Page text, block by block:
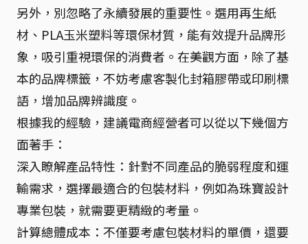
另外，別忽略了永續發展的重要性。選用再生紙
材、PLA玉米塑料等環保材質，能有效提升品牌形
象，吸引重視環保的消費者。在美觀方面，除了基
本的品牌標籤，不妨考慮客製化封箱膠帶或印刷標
語，增加品牌辨識度。
根據我的經驗，建議電商經營者可以從以下幾個方
面著手：
深入瞭解產品特性：針對不同產品的脆弱程度和運
輸需求，選擇最適合的包裝材料，例如為珠寶設計
專業包裝，就需要更精緻的考量。
計算總體成本：不僅要考慮包裝材料的單價，還要